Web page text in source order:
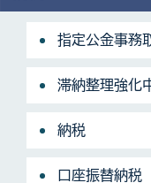
指定公金事務
滞納整理強化
納税
口座振替納税